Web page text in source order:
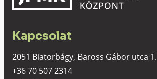
Kapcsolat
2051 Biatorbágy, Baross Gábor utca 1.
+36 70 507 2314